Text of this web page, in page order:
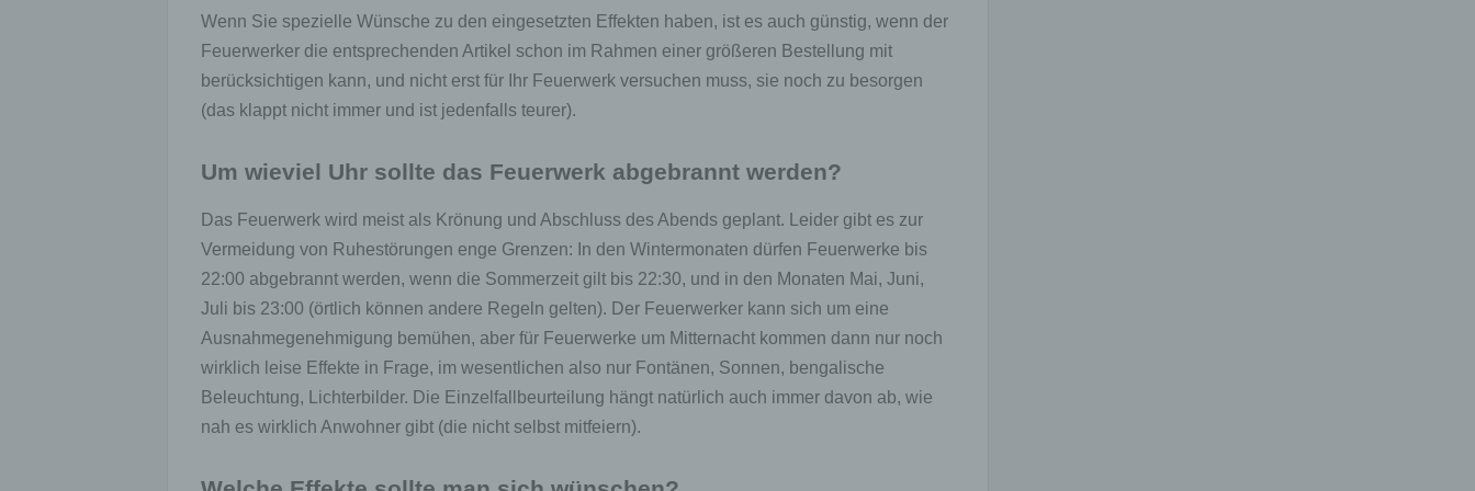
Wenn Sie spezielle Wünsche zu den eingesetzten Effekten haben, ist es auch günstig, wenn der
Feuerwerker die entsprechenden Artikel schon im Rahmen einer größeren Bestellung mit
berücksichtigen kann, und nicht erst für Ihr Feuerwerk versuchen muss, sie noch zu besorgen
(das klappt nicht immer und ist jedenfalls teurer).
Um wieviel Uhr sollte das Feuerwerk abgebrannt werden?
Das Feuerwerk wird meist als Krönung und Abschluss des Abends geplant. Leider gibt es zur
Vermeidung von Ruhestörungen enge Grenzen: In den Wintermonaten dürfen Feuerwerke bis
22:00 abgebrannt werden, wenn die Sommerzeit gilt bis 22:30, und in den Monaten Mai, Juni,
Juli bis 23:00 (örtlich können andere Regeln gelten). Der Feuerwerker kann sich um eine
Ausnahmegenehmigung bemühen, aber für Feuerwerke um Mitternacht kommen dann nur noch
wirklich leise Effekte in Frage, im wesentlichen also nur Fontänen, Sonnen, bengalische
Beleuchtung, Lichterbilder. Die Einzelfallbeurteilung hängt natürlich auch immer davon ab, wie
nah es wirklich Anwohner gibt (die nicht selbst mitfeiern).
Einschränkung der Verarbeitung ist die Markierung gespeicherter
personenbezogener Daten mit dem Ziel, ihre künftige Verarbeitung
Profiling ist jede Art der automatisierten Verarbeitung personenbezogener
werden, um bestimmte persönliche Aspekte, die sich auf eine natürliche
Person beziehen, zu bewerten, insbesondere, um Aspekte bezüglich
Arbeitsleistung, wirtschaftlicher Lage, Gesundheit, persönlicher Vorlieben,
Interessen, Zuverlässigkeit, Verhalten, Aufenthaltsort oder Ortswechsel
dieser natürlichen Person zu analysieren oder vorherzusagen.
f) Pseudonymisierung
Pseudonymisierung ist die Verarbeitung personenbezogener Daten in
betroffenen Person zugeordnet werden können, sofern diese zusätzlichen